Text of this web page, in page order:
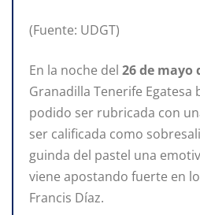
(Fuente: UDGT)
En la noche del 26 de mayo
Granadilla Tenerife
podido ser rubricada con
ser calificada como
guinda del pastel una
viene apostando fuerte en
Francis Díaz.